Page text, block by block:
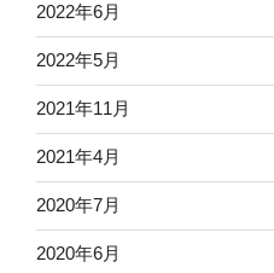
2022年6月
2022年5月
2021年11月
2021年4月
2020年7月
2020年6月